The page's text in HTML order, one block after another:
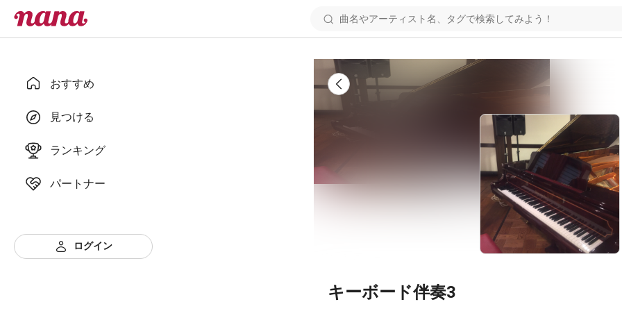
おすすめ
見つける
ランキング
パートナー
ログイン
キーボード伴奏3